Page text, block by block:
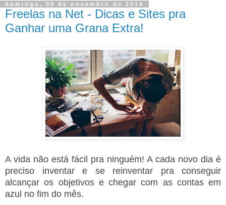
domingo, 30 de novembro de 2014
Freelas na Net - Dicas e Sites pra
Ganhar uma Grana Extra!
A vida não está fácil pra ninguém! A cada novo dia é
preciso inventar e se reinventar pra conseguir
alcançar os objetivos e chegar com as contas em
azul no fim do mês.